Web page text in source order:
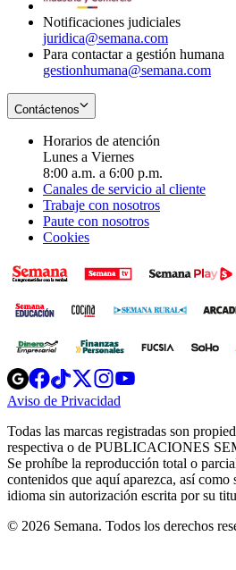
Notificaciones judiciales
juridica@semana.com
Para contactar a gestión humana
gestionhumana@semana.com
Contáctenos
Horarios de atención
Lunes a Viernes
8:00 a.m. a 6:00 p.m.
Canales de servicio al cliente
Trabaje con nosotros
Paute con nosotros
Cookies
Opens
in
new
Opens
in
new
Opens
in
new
window
Opens
new
windowwindow
Aviso de Privacidad
new
window
Todas las marcas registradas son
respectiva o de PUBLICACIONES
Se prohíbe la reproducción total o
contenidos que aquí aparezca, así
idioma sin autorización escrita por su
© 2026 Semana. Todos los derechos